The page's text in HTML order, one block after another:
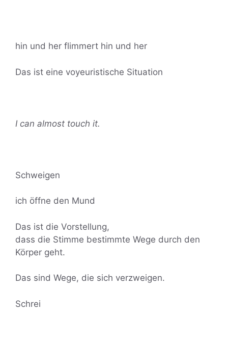
hin und her flimmert hin und her
Das ist eine voyeuristische Situation
I can almost touch it.
Schweigen
ich öffne den Mund
Das ist die Vorstellung,
dass die Stimme bestimmte Wege durch den
Körper geht.
Das sind Wege, die sich verzweigen.
Schrei